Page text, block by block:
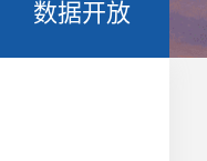
数据开放